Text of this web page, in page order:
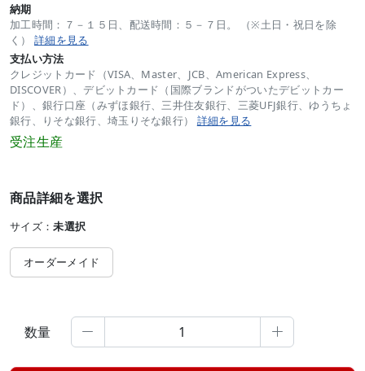
納期
加工時間：７－１５日、配送時間：５－７日。 （※土日・祝日を除
く） 詳細を見る
支払い方法
クレジットカード（VISA、Master、JCB、American Express、
DISCOVER）、デビットカード（国際ブランドがついたデビットカー
ド）、銀行口座（みずほ銀行、三井住友銀行、三菱UFJ銀行、ゆうちょ
銀行、りそな銀行、埼玉りそな銀行） 詳細を見る
受注生産
商品詳細を選択
サイズ：未選択
オーダーメイド
数量  